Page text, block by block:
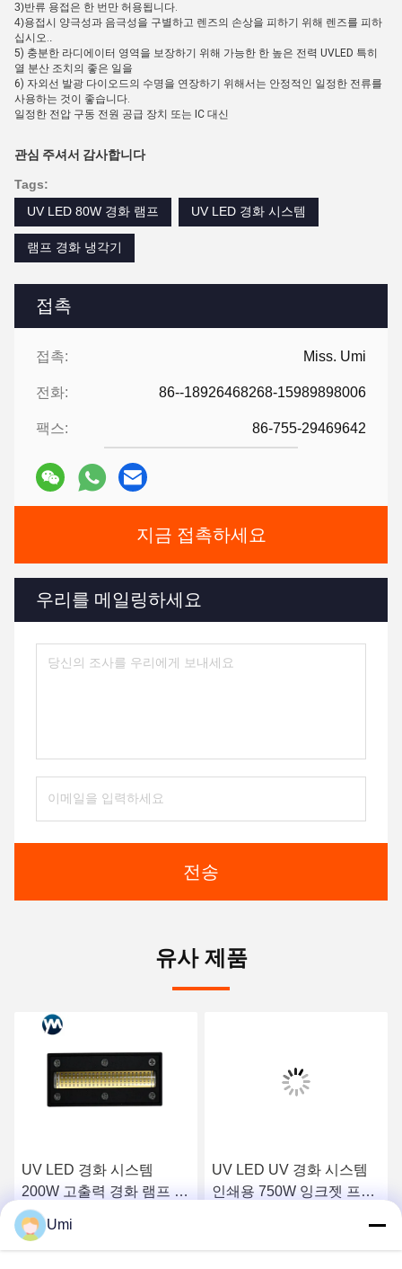
접촉
접촉: Miss. Umi
전화: 86--18926468268-15989898006
팩스: 86-755-29469642
지금 접촉하세요
우리를 메일링하세요
전송
3)반류 용접은 한 번만 허용됩니다.
4)용접시 양극성과 음극성을 구별하고 렌즈의 손상을 피하기 위해 렌즈를 피하
십시오..
5) 충분한 라디에이터 영역을 보장하기 위해 가능한 한 높은 전력 UVLED 특히
열 분산 조치의 좋은 일을
6) 자외선 발광 다이오드의 수명을 연장하기 위해서는 안정적인 일정한 전류를
사용하는 것이 좋습니다.
일정한 전압 구동 전원 공급 장치 또는 IC 대신
관심 주셔서 감사합니다
Tags:
UV LED 80W 경화 램프
UV LED 경화 시스템
램프 경화 냉각기
유사 제품
UV LED 경화 시스템
200W 고출력 경화 램프 자
외선 램프 냉각기 UV 램프
최상의 가격을 얻으세요
UV LED UV 경화 시스템
인쇄용 750W 잉크젯 프린
최상의 가격을 얻으세요
Umi